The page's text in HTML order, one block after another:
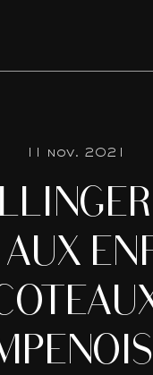
11 nov. 2021